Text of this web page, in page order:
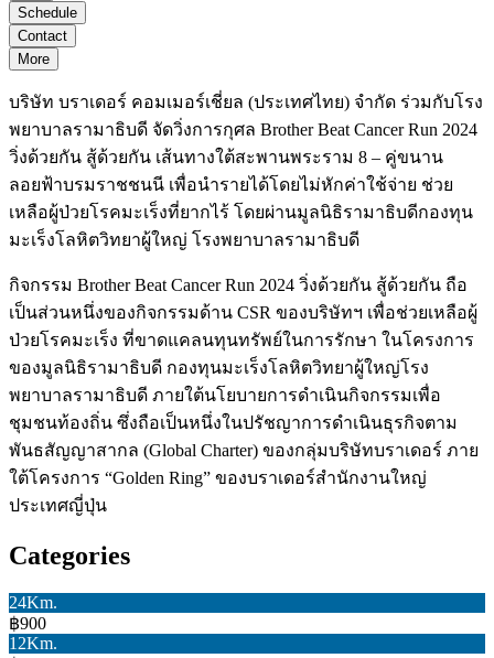
Schedule
Contact
More
บริษัท บราเดอร์ คอมเมอร์เชี่ยล (ประเทศไทย) จำกัด ร่วมกับโรง
พยาบาลรามาธิบดี จัดวิ่งการกุศล Brother Beat Cancer Run 2024
วิ่งด้วยกัน สู้ด้วยกัน เส้นทางใต้สะพานพระราม 8 – คู่ขนาน
ลอยฟ้าบรมราชชนนี เพื่อนำรายได้โดยไม่หักค่าใช้จ่าย ช่วย
เหลือผู้ป่วยโรคมะเร็งที่ยากไร้ โดยผ่านมูลนิธิรามาธิบดีกองทุน
มะเร็งโลหิตวิทยาผู้ใหญ่ โรงพยาบาลรามาธิบดี
กิจกรรม Brother Beat Cancer Run 2024 วิ่งด้วยกัน สู้ด้วยกัน ถือ
เป็นส่วนหนึ่งของกิจกรรมด้าน CSR ของบริษัทฯ เพื่อช่วยเหลือผู้
ป่วยโรคมะเร็ง ที่ขาดแคลนทุนทรัพย์ในการรักษา ในโครงการ
ของมูลนิธิรามาธิบดี กองทุนมะเร็งโลหิตวิทยาผู้ใหญ่โรง
พยาบาลรามาธิบดี ภายใต้นโยบายการดำเนินกิจกรรมเพื่อ
ชุมชนท้องถิ่น ซึ่งถือเป็นหนึ่งในปรัชญาการดำเนินธุรกิจตาม
พันธสัญญาสากล (Global Charter) ของกลุ่มบริษัทบราเดอร์ ภาย
ใต้โครงการ “Golden Ring” ของบราเดอร์สำนักงานใหญ่
ประเทศญี่ปุ่น
Categories
24Km.
฿900
12Km.